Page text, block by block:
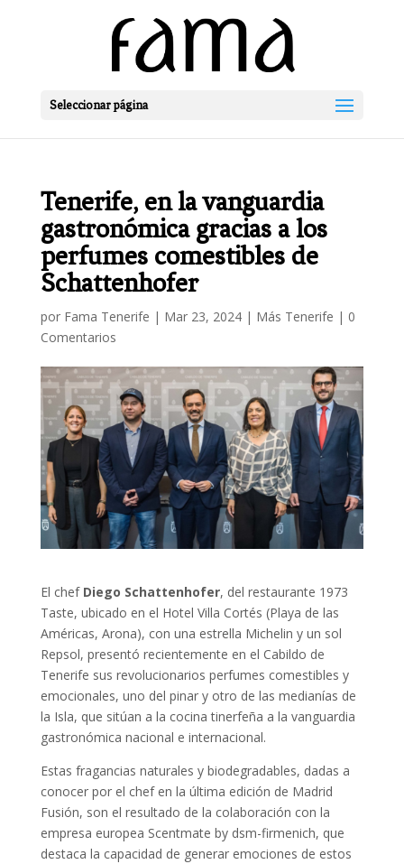
Seleccionar página
Tenerife, en la vanguardia
gastronómica gracias a los
perfumes comestibles de
Schattenhofer
por Fama Tenerife | Mar 23, 2024| Más Tenerife | 0
Comentarios
El chef Diego Schattenhofer, del restaurante 1973
Taste, ubicado en el Hotel Villa Cortés (Playa de las
Américas, Arona), con una estrella Michelin y un sol
Repsol, presentó recientemente en el Cabildo de
Tenerife sus revolucionarios perfumes comestibles y
emocionales, uno del pinar y otro de las medianías de
la Isla, que sitúan a la cocina tinerfeña a la vanguardia
gastronómica nacional e internacional.
Estas fragancias naturales y biodegradables, dadas a
conocer por el chef en la última edición de Madrid
Fusión, son el resultado de la colaboración con la
empresa europea Scentmate by dsm-firmenich, que
destaca la capacidad de generar emociones de estos